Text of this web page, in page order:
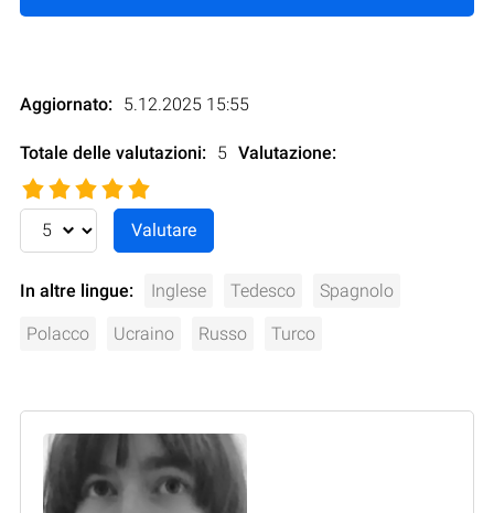
Aggiornato: 5.12.2025 15:55
Totale delle valutazioni: 5 Valutazione:
In altre lingue: Inglese Tedesco Spagnolo
Polacco Ucraino Russo Turco